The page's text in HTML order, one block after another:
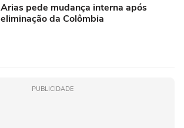
Arias pede mudança interna após
eliminação da Colômbia
PUBLICIDADE